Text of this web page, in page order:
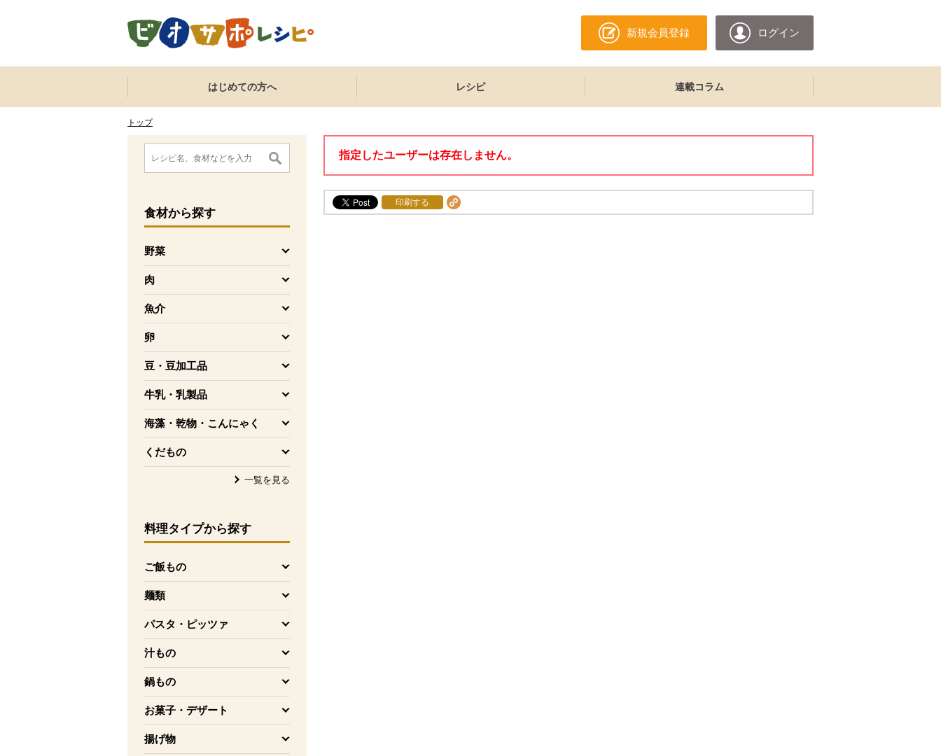
新規会員登録 ログイン
ここからサイト内共通メニューです。
サイト内共通メニューをスキップする
はじめての方へ レシピ 連載コラム
トップ
ここから消費材検索メニューです。
食材から探す
野菜
を開く
肉
を開く
魚介
を開く
卵
を開く
豆・豆加工品
を開く
牛乳・乳製品
を開く
海藻・乾物・こんにゃく
を開く
くだもの
を開く
一覧を見る
料理タイプから探す
ご飯もの
を開く
麺類
を開く
パスタ・ピッツァ
を開く
汁もの
を開く
鍋もの
を開く
お菓子・デザート
を開く
揚げ物
を開く
消費材検索メニューここまで。
ここから本文です。
指定したユーザーは存在しません。
印刷する